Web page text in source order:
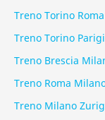
Treno Torino Roma
Treno Torino Parigi
Treno Brescia
Treno Roma
Treno Milano